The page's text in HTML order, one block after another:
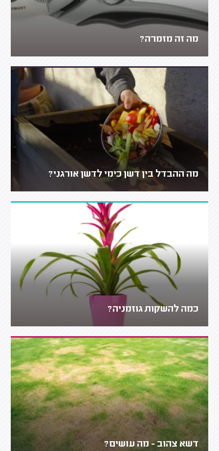
מה זה מזמרה?
מה ההבדל בין דשן כימי לדשן אורגני?
כמה להשקות גוזמניה?
דשא צהוב - מה עושים?